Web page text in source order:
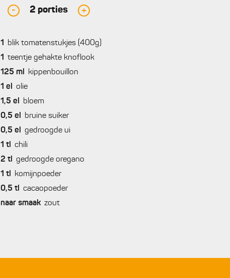
- 2 porties +
1
blik tomatenstukjes (400g)
1
teentje gehakte knoflook
125 ml
kippenbouillon
1 el
olie
1,5 el
bloem
0,5 el
bruine suiker
0,5 el
gedroogde ui
1 tl
chili
2 tl
gedroogde oregano
1 tl
komijnpoeder
0,5 tl
cacaopoeder
naar smaak zout